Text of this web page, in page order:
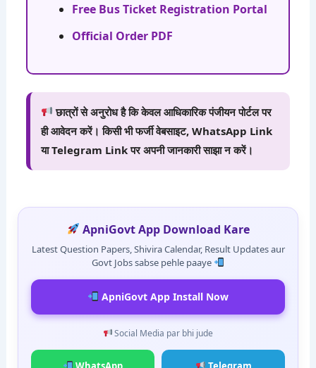
Free Bus Ticket Registration Portal
Official Order PDF
छात्रों से अनुरोध है कि केवल आधिकारिक पंजीयन पोर्टल पर
ही आवेदन करें। किसी भी फर्जी वेबसाइट, WhatsApp Link
या Telegram Link पर अपनी जानकारी साझा न करें।
ApniGovt App Download Kare
Latest Question Papers, Shivira Calendar, Result Updates aur
Govt Jobs sabse pehle paaye
ApniGovt App Install Now
Social Media par bhi jude